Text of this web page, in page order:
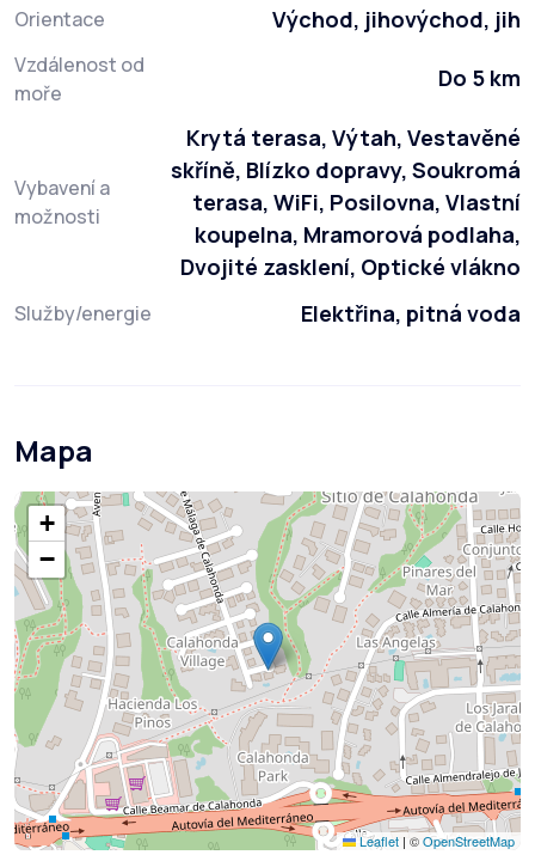
Orientace Východ, jihovýchod, jih
Vzdálenost od
moře
Do 5 km
Vybavení a
možnosti
Krytá terasa, Výtah, Vestavěné
skříně, Blízko dopravy, Soukromá
terasa, WiFi, Posilovna, Vlastní
koupelna, Mramorová podlaha,
Dvojité zasklení, Optické vlákno
Služby/energie Elektřina, pitná voda
Mapa
+
−
Leaflet | ©OpenStreetMap